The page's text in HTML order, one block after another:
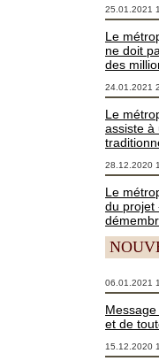
25.01.2021
Le
ne doit
des
24.01.2021
Le
assiste à
28.12.2020
Le
du projet
06.01.2021
et de
15.12.2020